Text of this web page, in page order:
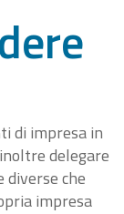
di impresa in
delegare
diverse che
impresa